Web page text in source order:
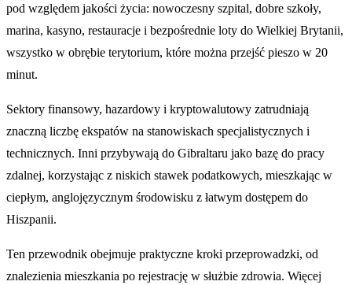
pod względem jakości życia: nowoczesny szpital, dobre szkoły,
marina, kasyno, restauracje i bezpośrednie loty do Wielkiej Brytanii,
wszystko w obrębie terytorium, które można przejść pieszo w 20
minut.
Sektory finansowy, hazardowy i kryptowalutowy zatrudniają
znaczną liczbę ekspatów na stanowiskach specjalistycznych i
technicznych. Inni przybywają do Gibraltaru jako bazę do pracy
zdalnej, korzystając z niskich stawek podatkowych, mieszkając w
ciepłym, anglojęzycznym środowisku z łatwym dostępem do
Hiszpanii.
Ten przewodnik obejmuje praktyczne kroki przeprowadzki, od
znalezienia mieszkania po rejestrację w służbie zdrowia. Więcej